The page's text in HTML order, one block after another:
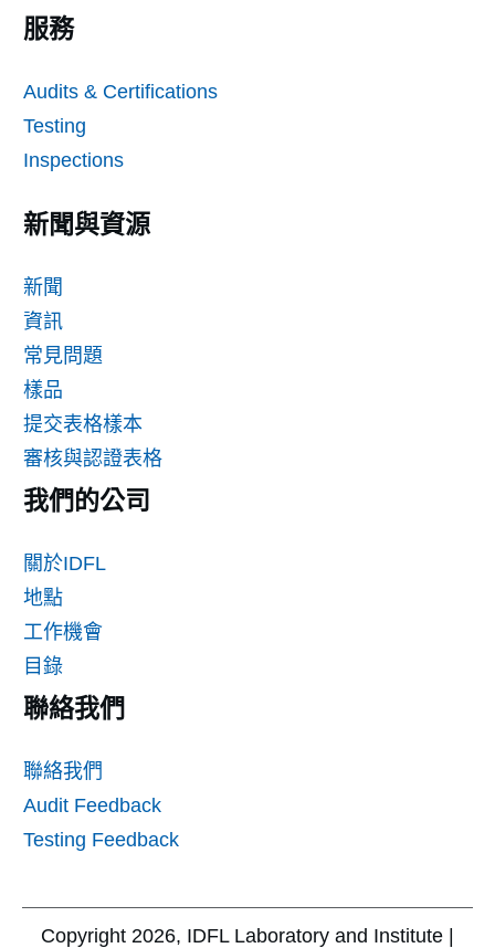
服務
Audits & Certifications
Testing
Inspections
新聞與資源
新聞
資訊
常見問題
樣品
提交表格樣本
審核與認證表格
我們的公司
關於IDFL
地點
工作機會
目錄
聯絡我們
聯絡我們
Audit Feedback
Testing Feedback
Copyright 2026, IDFL Laboratory and Institute |